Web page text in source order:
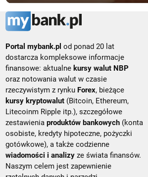
Portal mybank.pl od ponad 20 lat
dostarcza kompleksowe informacje
finansowe: aktualne kursy walut NBP
oraz notowania walut w czasie
rzeczywistym z rynku Forex, bieżące
kursy kryptowalut (Bitcoin, Ethereum,
Litecoinm Ripple itp.), szczegółowe
zestawieniaproduktów bankowych (konta
osobiste, kredyty hipoteczne, pożyczki
gotówkowe), a także codzienne
wiadomości i analizy ze świata finansów.
Naszym celem jest zapewnienie